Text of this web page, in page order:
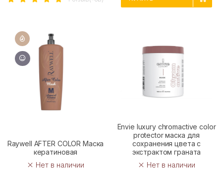
Raywell AFTER COLOR Маска
кератиновая
Нет в наличии
Envie luxury chromaсtive color
protector маска для
сохранения цвета с
экстрактом граната
Нет в наличии